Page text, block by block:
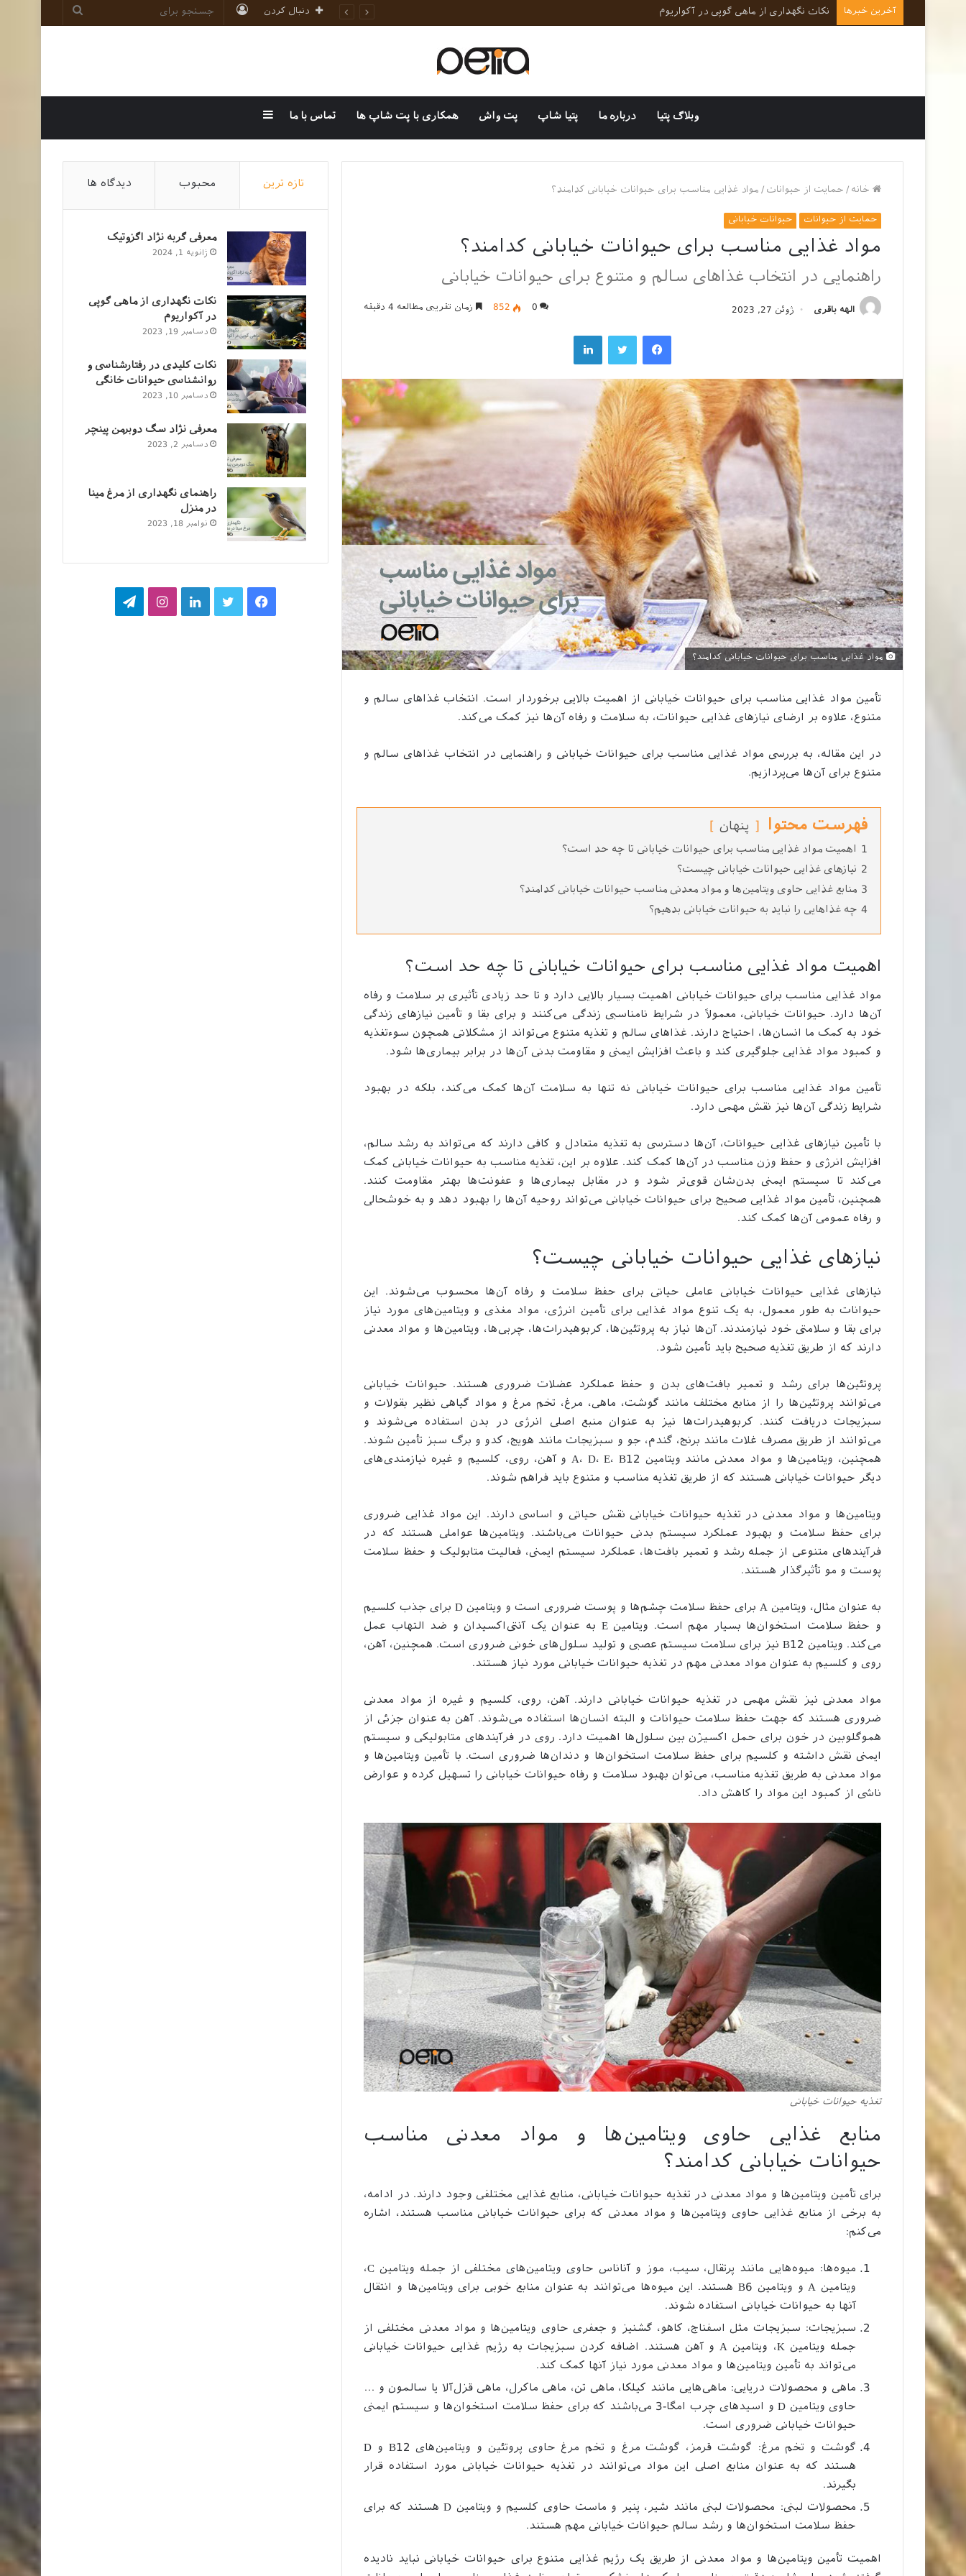
آخرین خبرها نکات کلیدی در رفتارشناسی و روانشناسی حیوانات خانگی
جستجو
ورود دنبال کردن
وبلاگ پتیا درباره ما پتیا شاپ پت واش همکاری با پت شاپ ها تماس با ما سایدبار
خانه / حمایت از حیوانات / مواد غذایی مناسب برای حیوانات خیابانی کدامند؟
حمایت از حیوانات حیوانات خیابانی
مواد غذایی مناسب برای حیوانات خیابانی کدامند؟
راهنمایی در انتخاب غذاهای سالم و متنوع برای حیوانات خیابانی
الهه باقری ژوئن 27, 2023 0
852 زمان تقریبی مطالعه 4 دقیقه
فیسبوکتوییتر لینکداین
مواد غذایی مناسب برای حیوانات خیابانی کدامند؟
تأمین مواد غذایی مناسب برای حیوانات خیابانی از اهمیت بالایی برخوردار است. انتخاب غذاهای سالم و
متنوع، علاوه بر ارضای نیازهای غذایی حیوانات، به سلامت و رفاه آن‌ها نیز کمک می‌کند.
در این مقاله، به بررسی مواد غذایی مناسب برای حیوانات خیابانی و راهنمایی در انتخاب غذاهای سالم و
متنوع برای آن‌ها می‌پردازیم.
فهرست محتوا پنهان
1 اهمیت مواد غذایی مناسب برای حیوانات خیابانی تا چه حد است؟
2 نیازهای غذایی حیوانات خیابانی چیست؟
3 منابع غذایی حاوی ویتامین‌ها و مواد معدنی مناسب حیوانات خیابانی کدامند؟
4 چه غذاهایی را نباید به حیوانات خیابانی بدهیم؟
اهمیت مواد غذایی مناسب برای حیوانات خیابانی تا چه حد است؟
مواد غذایی مناسب برای حیوانات خیابانی اهمیت بسیار بالایی دارد و تا حد زیادی تأثیری بر سلامت و رفاه
آن‌ها دارد. حیوانات خیابانی، معمولاً در شرایط نامناسبی زندگی می‌کنند و برای بقا و تأمین نیازهای زندگی
خود به کمک ما انسان‌ها، احتیاج دارند. غذاهای سالم و تغذیه متنوع می‌تواند از مشکلاتی همچون سوءتغذیه
و کمبود مواد غذایی جلوگیری کند و باعث افزایش ایمنی و مقاومت بدنی آن‌ها در برابر بیماری‌ها شود.
تأمین مواد غذایی مناسب برای حیوانات خیابانی نه تنها به سلامت آن‌ها کمک می‌کند، بلکه در بهبود
شرایط زندگی آن‌ها نیز نقش مهمی دارد.
با تأمین نیازهای غذایی حیوانات، آن‌ها دسترسی به تغذیه متعادل و کافی دارند که می‌تواند به رشد سالم،
افزایش انرژی و حفظ وزن مناسب در آن‌ها کمک کند. علاوه بر این، تغذیه مناسب به حیوانات خیابانی کمک
می‌کند تا سیستم ایمنی بدن‌شان قوی‌تر شود و در مقابل بیماری‌ها و عفونت‌ها بهتر مقاومت کنند.
همچنین، تأمین مواد غذایی صحیح برای حیوانات خیابانی می‌تواند روحیه آن‌ها را بهبود دهد و به خوشحالی
و رفاه عمومی آن‌ها کمک کند.
نیازهای غذایی حیوانات خیابانی چیست؟
نیازهای غذایی حیوانات خیابانی عاملی حیاتی برای حفظ سلامت و رفاه آن‌ها محسوب می‌شوند. این
حیوانات به طور معمول، به یک تنوع مواد غذایی برای تأمین انرژی، مواد مغذی و ویتامین‌های مورد نیاز
برای بقا و سلامتی خود نیازمندند. آن‌ها نیاز به پروتئین‌ها، کربوهیدرات‌ها، چربی‌ها، ویتامین‌ها و مواد معدنی
دارند که از طریق تغذیه صحیح باید تأمین شود.
پروتئین‌ها برای رشد و تعمیر بافت‌های بدن و حفظ عملکرد عضلات ضروری هستند. حیوانات خیابانی
می‌توانند پروتئین‌ها را از منابع مختلف مانند گوشت، ماهی، مرغ، تخم مرغ و مواد گیاهی نظیر بقولات و
سبزیجات دریافت کنند. کربوهیدرات‌ها نیز به عنوان منبع اصلی انرژی در بدن استفاده می‌شوند و
می‌توانند از طریق مصرف غلات مانند برنج، گندم، جو و سبزیجات مانند هویج، کدو و برگ سبز تأمین شوند.
همچنین، ویتامین‌ها و مواد معدنی مانند ویتامین A، D، E، B12 و آهن، روی، کلسیم و غیره نیازمندی‌های
دیگر حیوانات خیابانی هستند که از طریق تغذیه مناسب و متنوع باید فراهم شوند.
ویتامین‌ها و مواد معدنی در تغذیه حیوانات خیابانی نقش حیاتی و اساسی دارند. این مواد غذایی ضروری
برای حفظ سلامت و بهبود عملکرد سیستم بدنی حیوانات می‌باشند. ویتامین‌ها عواملی هستند که در
فرآیندهای متنوعی از جمله رشد و تعمیر بافت‌ها، عملکرد سیستم ایمنی، فعالیت متابولیک و حفظ سلامت
پوست و مو تأثیرگذار هستند.
به عنوان مثال، ویتامین A برای حفظ سلامت چشم‌ها و پوست ضروری است و ویتامین D برای جذب کلسیم
و حفظ سلامت استخوان‌ها بسیار مهم است. ویتامین E به عنوان یک آنتی‌اکسیدان و ضد التهاب عمل
می‌کند. ویتامین B12 نیز برای سلامت سیستم عصبی و تولید سلول‌های خونی ضروری است. همچنین، آهن،
روی و کلسیم به عنوان مواد معدنی مهم در تغذیه حیوانات خیابانی مورد نیاز هستند.
مواد معدنی نیز نقش مهمی در تغذیه حیوانات خیابانی دارند. آهن، روی، کلسیم و غیره از مواد معدنی
ضروری هستند که جهت حفظ سلامت حیوانات و البته انسان‌ها استفاده می‌شوند. آهن به عنوان جزئی از
هموگلوبین در خون برای حمل اکسیژن بین سلول‌ها اهمیت دارد. روی در فرآیندهای متابولیکی و سیستم
ایمنی نقش داشته و کلسیم برای حفظ سلامت استخوان‌ها و دندان‌ها ضروری است. با تأمین ویتامین‌ها و
مواد معدنی به طریق تغذیه مناسب، می‌توان بهبود سلامت و رفاه حیوانات خیابانی را تسهیل کرده و عوارض
ناشی از کمبود این مواد را کاهش داد.
تغذیه حیوانات خیابانی
منابع غذایی حاوی ویتامین‌ها و مواد معدنی مناسب
حیوانات خیابانی کدامند؟
برای تأمین ویتامین‌ها و مواد معدنی در تغذیه حیوانات خیابانی، منابع غذایی مختلفی وجود دارند. در ادامه،
به برخی از منابع غذایی حاوی ویتامین‌ها و مواد معدنی که برای حیوانات خیابانی مناسب هستند، اشاره
می‌کنم:
میوه‌ها: میوه‌هایی مانند پرتقال، سیب، موز و آناناس حاوی ویتامین‌های مختلفی از جمله ویتامین C،
ویتامین A و ویتامین B6 هستند. این میوه‌ها می‌توانند به عنوان منابع خوبی برای ویتامین‌ها و انتقال
آنها به حیوانات خیابانی استفاده شوند.
سبزیجات: سبزیجات مثل اسفناج، کاهو، گشنیز و جعفری حاوی ویتامین‌ها و مواد معدنی مختلفی از
جمله ویتامین K، ویتامین A و آهن هستند. اضافه کردن سبزیجات به رژیم غذایی حیوانات خیابانی
می‌تواند به تأمین ویتامین‌ها و مواد معدنی مورد نیاز آنها کمک کند.
ماهی و محصولات دریایی: ماهی‌هایی مانند کیلکا، ماهی تن، ماهی ماکرل، ماهی قزل‌آلا یا سالمون و …
حاوی ویتامین D و اسیدهای چرب امگا-3 می‌باشند که برای حفظ سلامت استخوان‌ها و سیستم ایمنی
حیوانات خیابانی ضروری است.
گوشت و تخم مرغ: گوشت قرمز، گوشت مرغ و تخم مرغ حاوی پروتئین و ویتامین‌های B12 و D
هستند که به عنوان منابع اصلی این مواد می‌توانند در تغذیه حیوانات خیابانی مورد استفاده قرار
بگیرند.
محصولات لبنی: محصولات لبنی مانند شیر، پنیر و ماست حاوی کلسیم و ویتامین D هستند که برای
حفظ سلامت استخوان‌ها و رشد سالم حیوانات خیابانی مهم هستند.
اهمیت تأمین ویتامین‌ها و مواد معدنی از طریق یک رژیم غذایی متنوع برای حیوانات خیابانی نباید نادیده
تازه ترین محبوب دیدگاه ها
معرفی گربه نژاد اگزوتیک
ژانویه 1, 2024
نکات نگهداری از ماهی گوپی
در آکواریوم
دسامبر 19, 2023
نکات کلیدی در رفتارشناسی و
روانشناسی حیوانات خانگی
دسامبر 10, 2023
معرفی نژاد سگ دوبرمن پینچر
دسامبر 2, 2023
راهنمای نگهداری از مرغ مینا
در منزل
نوامبر 18, 2023
فیسبوکتوییترلینکدایناینستاگرام
تلگرام